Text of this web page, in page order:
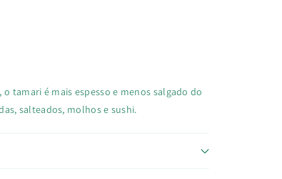
tamari é mais espesso e menos salgado do
salteados, molhos e sushi.